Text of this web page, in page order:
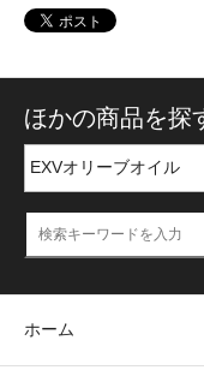
ほかの商品を探
ホーム